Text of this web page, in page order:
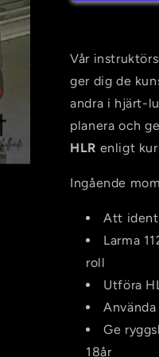
Utbildning
HLR
Vår
ger dig de
andra i hjärt-
planera och
HLR enligt
Ingående
Att
Larma
roll
Utföra
Ge
18år